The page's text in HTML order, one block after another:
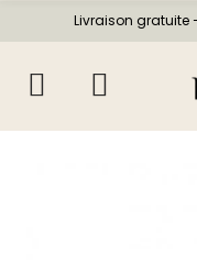
Livraison gratuite